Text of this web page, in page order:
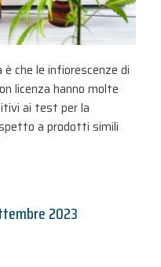
è che le infiorescenze di
licenza hanno molte
ai test per la
a prodotti simili
2023